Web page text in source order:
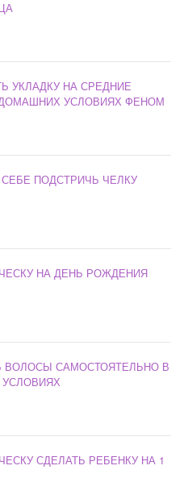
УКЛАДКУ НА СРЕДНИЕ
УСЛОВИЯХ ФЕНОМ
ПОДСТРИЧЬ ЧЕЛКУ
НА ДЕНЬ РОЖДЕНИЯ
ВОЛОСЫ САМОСТОЯТЕЛЬНО В
СДЕЛАТЬ РЕБЕНКУ НА 1